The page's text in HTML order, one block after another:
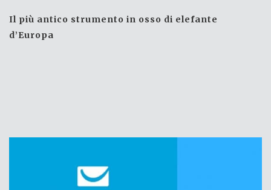
Il più antico strumento in osso di elefante
d’Europa